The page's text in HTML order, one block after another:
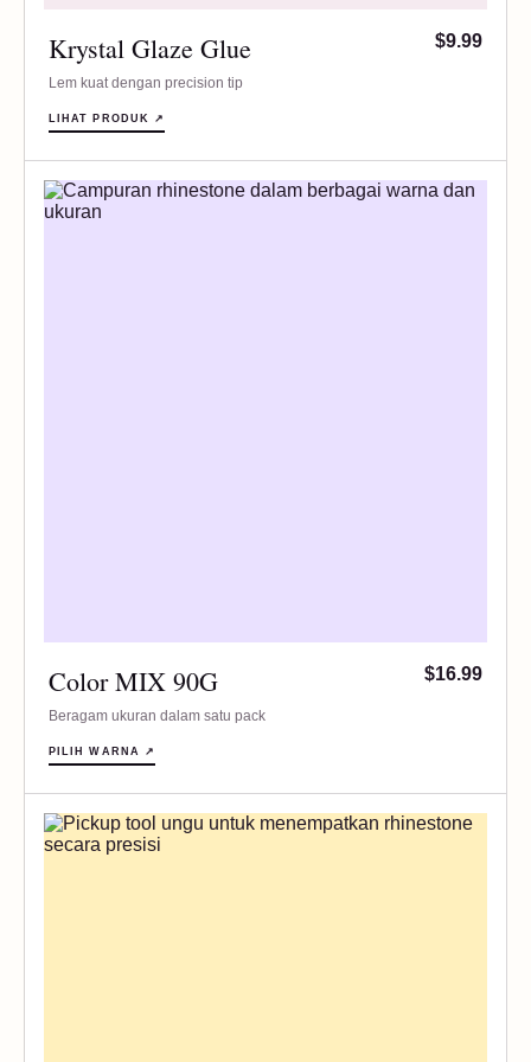
Krystal Glaze Glue
Lem kuat dengan precision tip
$9.99
LIHAT PRODUK ↗
Color MIX 90G
Beragam ukuran dalam satu pack
$16.99
PILIH WARNA ↗